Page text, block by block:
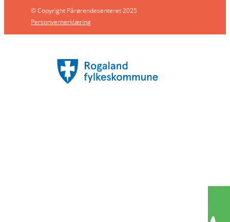
© Copyright Pårørendesenteret 2025
Personvernerklæring